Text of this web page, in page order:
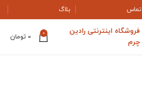
تماس بلاگ
فروشگاه اینترنتی رادین
چرم
0
0 تومان